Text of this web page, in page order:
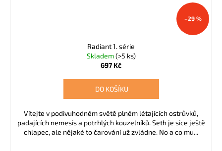
–29 %
Radiant 1. série
Skladem(>5 ks)
697 Kč
DO KOŠÍKU
Vítejte v podivuhodném světě plném létajících ostrůvků,
padajících nemesis a potrhlých kouzelníků. Seth je sice ještě
chlapec, ale nějaké to čarování už zvládne. No a co mu...